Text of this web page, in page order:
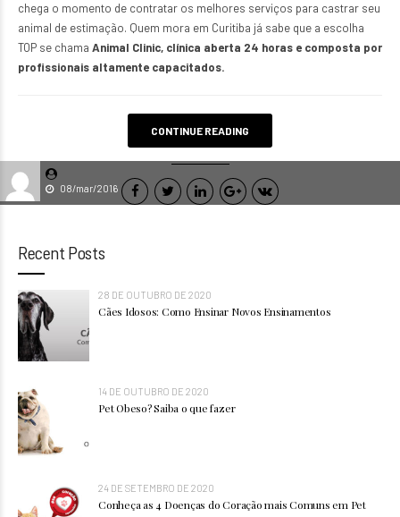
08/mar/2016
chega o momento de contratar os melhores serviços para castrar seu
animal de estimação. Quem mora em Curitiba já sabe que a escolha
TOP se chama Animal Clinic, clínica aberta 24 horas e composta por
profissionais altamente capacitados.
CONTINUE READING
Recent Posts
28 DE OUTUBRO DE 2020
Cães Idosos: Como Ensinar Novos Ensinamentos
14 DE OUTUBRO DE 2020
Pet Obeso? Saiba o que fazer
24 DE SETEMBRO DE 2020
Conheça as 4 Doenças do Coração mais Comuns em Pet